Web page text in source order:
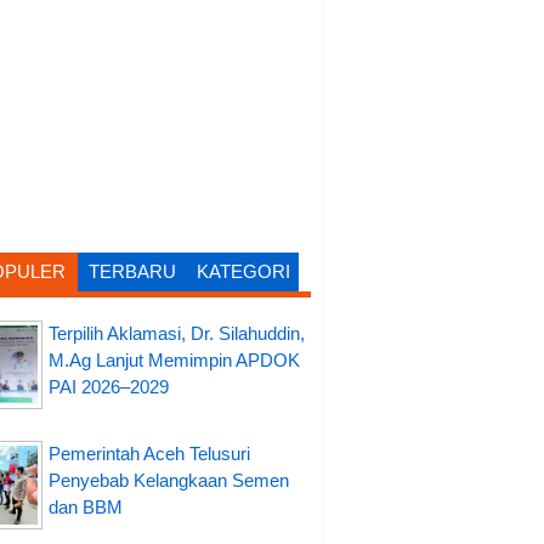
TERBARU KATEGORI
Terpilih Aklamasi, Dr. Silahuddin,
M.Ag Lanjut Memimpin APDOK
PAI 2026–2029
Pemerintah Aceh Telusuri
Penyebab Kelangkaan Semen
dan BBM